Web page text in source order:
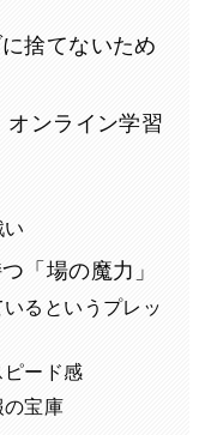
捨てないため
オンライン学習
「場の魔力」
るというプレッ
ピード感
の宝庫